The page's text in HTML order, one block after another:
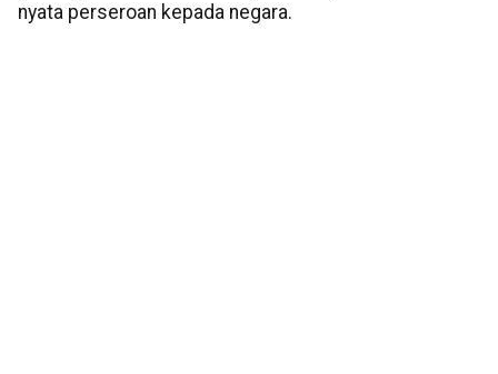
nyata perseroan kepada negara.